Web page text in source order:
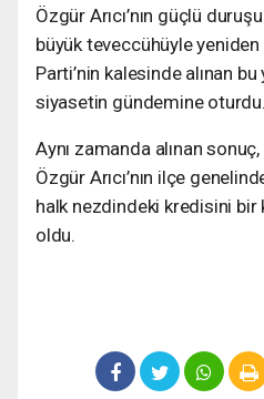
Özgür Arıcı’nın güçlü
büyük teveccühüyle
Parti’nin kalesinde alınan
siyasetin gündemine oturdu.
Aynı zamanda alınan
Özgür Arıcı’nın ilçe
halk nezdindeki kredisini
oldu.